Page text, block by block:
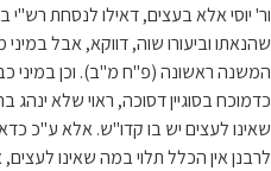
ור' יוסי אלא בעצים, דאילו לנסחת
שהנאתו וביעורו שוה, דווקא, אבל
המשנה ראשונה (פ"ח מ"ב). וכן במיני
כדמוכח בסוגיין דסוכה, ראוי שלא
שאינו לעצים יש בו קדו"ש. אלא ע"כ
לרבנן אין הכלל תלוי במה שאינו